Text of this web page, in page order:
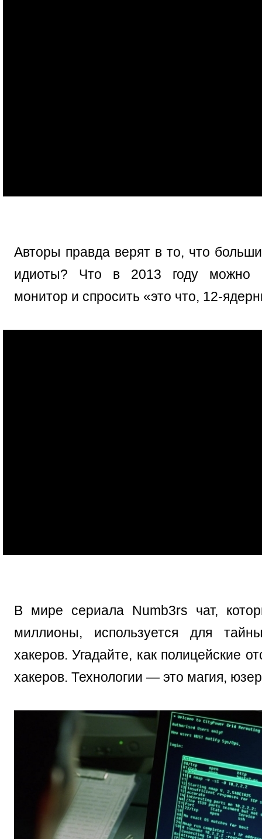
Авторы правда верят в то, что
идиоты? Что в 2013 году можно
монитор и спросить «это что, 12-
В мире сериала Numb3rs чат,
миллионы, используется для
хакеров. Угадайте, как полицейские
хакеров. Технологии — это магия,